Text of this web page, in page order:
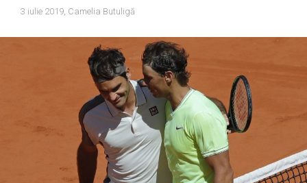
3 iulie 2019, Camelia Butuligă